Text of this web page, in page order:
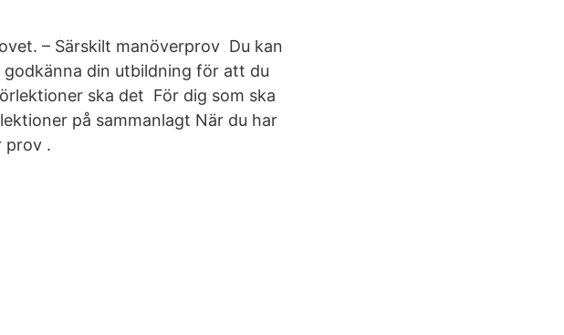
– Särskilt manöverprov Du kan
din utbildning för att du
ska det För dig som ska
på sammanlagt När du har
prov .